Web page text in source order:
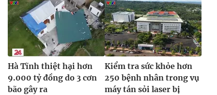
Hà Tĩnh thiệt hại hơn
9.000 tỷ đồng do 3 cơn
bão gây ra
Kiểm tra sức khỏe hơn
250 bệnh nhân trong vụ
máy tán sỏi laser bị